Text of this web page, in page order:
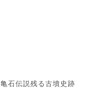
亀石伝説残る古墳史跡